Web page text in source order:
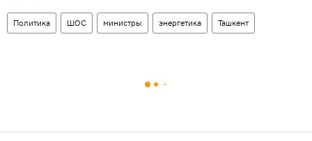
Политика ШОС министры энергетика Ташкент